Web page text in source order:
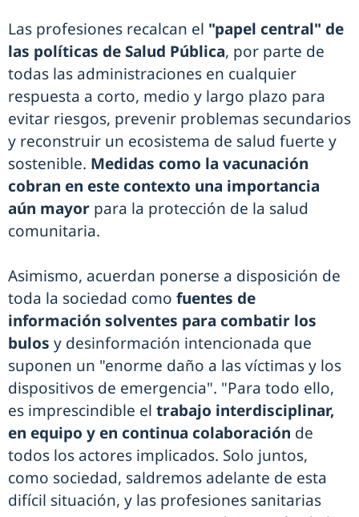
Las profesiones recalcan el "papel central" de
las políticas de Salud Pública, por parte de
todas las administraciones en cualquier
respuesta a corto, medio y largo plazo para
evitar riesgos, prevenir problemas secundarios
y reconstruir un ecosistema de salud fuerte y
sostenible. Medidas como la vacunación
cobran en este contexto una importancia
aún mayor para la protección de la salud
comunitaria.
Asimismo, acuerdan ponerse a disposición de
toda la sociedad como fuentes de
información solventes para combatir los
bulos y desinformación intencionada que
suponen un "enorme daño a las víctimas y los
dispositivos de emergencia". "Para todo ello,
es imprescindible el trabajo interdisciplinar,
en equipo y en continua colaboración de
todos los actores implicados. Solo juntos,
como sociedad, saldremos adelante de esta
difícil situación, y las profesiones sanitarias